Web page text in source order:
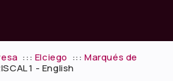
::: Elciego :::Marqués de
1 - English